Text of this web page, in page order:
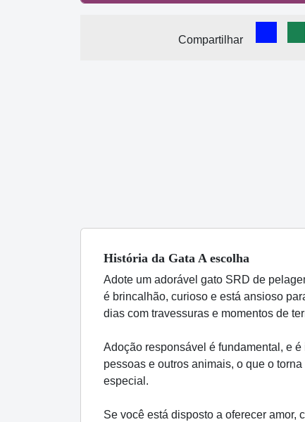
Compartilhar
História da Gata A escolha
Adote um adorável gato SRD de
é brincalhão, curioso e está ansioso
dias com travessuras e momentos de
Adoção responsável é fundamental, e
pessoas e outros animais, o que o
especial.
Se você está disposto a oferecer amor,